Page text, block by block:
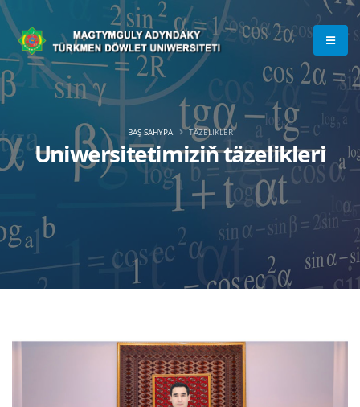
Uniwersitetimiziň täzelikleri
BAŞ SAHYPA TÄZELIKLER